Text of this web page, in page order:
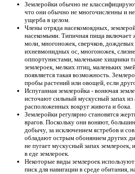
Землеройки обычно не
что они обычно не многочисленны и не
ущерба в целом.
Члены отряда насекомоядных,
насекомыми. Типичная пища включает
моли, многоножек, сверчков, дождевых
ихневмонидных ос, многоножек,
оппортунистами, маленькие хищники
землероек, мелких птиц, маленьких
появляется такая возможность.
пробы растений или овощей, если
Испуганная землеройка - вонючая
источают сильный мускусный запах из
расположенных вокруг живота и бока.
Землеройки регулярно становятся
врагов. Поскольку они воняют,
добычу, за исключением ястребов и
обладают острым обонянием других
не пугает мускусный запах
в еде землероек.
Некоторые виды землероек
писк для навигации в среде обитания,